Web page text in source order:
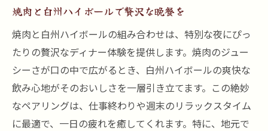
焼肉と白州ハイボールで贅沢な晩餐を
焼肉と白州ハイボールの組み合わせは、特別な夜にぴっ
たりの贅沢なディナー体験を提供します。焼肉のジュー
シーさが口の中で広がるとき、白州ハイボールの爽快な
飲み心地がそのおいしさを一層引き立てます。この絶妙
なペアリングは、仕事終わりや週末のリラックスタイム
に最適で、一日の疲れを癒してくれます。特に、地元で